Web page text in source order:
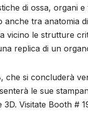
di ossa, organi e
anche tra anatomia
vicino le strutture
replica di un
che si concluderà
le sue
3D. Visitate Booth #